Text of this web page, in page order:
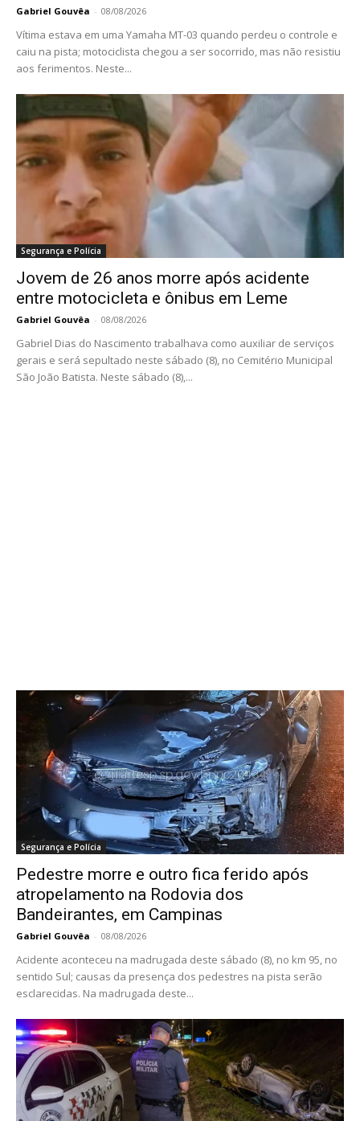
Gabriel Gouvêa - 08/08/2026
Vítima estava em uma Yamaha MT-03 quando perdeu o controle e
caiu na pista; motociclista chegou a ser socorrido, mas não resistiu
aos ferimentos. Neste...
Segurança e Polícia
Jovem de 26 anos morre após acidente
entre motocicleta e ônibus em Leme
Gabriel Gouvêa - 08/08/2026
Gabriel Dias do Nascimento trabalhava como auxiliar de serviços
gerais e será sepultado neste sábado (8), no Cemitério Municipal
São João Batista. Neste sábado (8),...
Segurança e Polícia
Pedestre morre e outro fica ferido após
atropelamento na Rodovia dos
Bandeirantes, em Campinas
Gabriel Gouvêa - 08/08/2026
Acidente aconteceu na madrugada deste sábado (8), no km 95, no
sentido Sul; causas da presença dos pedestres na pista serão
esclarecidas. Na madrugada deste...